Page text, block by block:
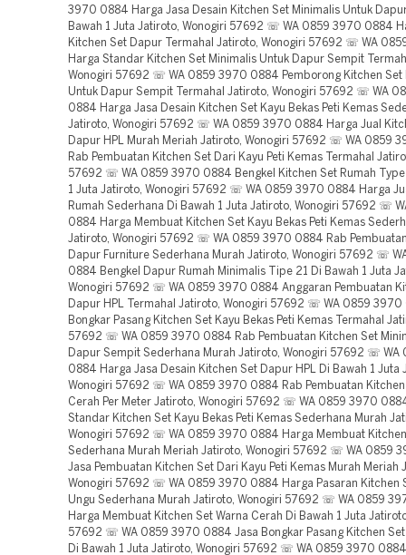
3970 0884 Harga Jasa Desain Kitchen Set Minimalis Untuk
Bawah 1 Juta Jatiroto, Wonogiri 57692 ☏ WA 0859 3970 0884
Kitchen Set Dapur Termahal Jatiroto, Wonogiri 57692 ☏ WA
Harga Standar Kitchen Set Minimalis Untuk Dapur Sempit
Wonogiri 57692 ☏ WA 0859 3970 0884 Pemborong Kitchen Set
Untuk Dapur Sempit Termahal Jatiroto, Wonogiri 57692 ☏ WA
0884 Harga Jasa Desain Kitchen Set Kayu Bekas Peti Kemas
Jatiroto, Wonogiri 57692 ☏ WA 0859 3970 0884 Harga Jual
Dapur HPL Murah Meriah Jatiroto, Wonogiri 57692 ☏ WA 0859
Rab Pembuatan Kitchen Set Dari Kayu Peti Kemas Termahal
57692 ☏ WA 0859 3970 0884 Bengkel Kitchen Set Rumah Type
1 Juta Jatiroto, Wonogiri 57692 ☏ WA 0859 3970 0884 Harga
Rumah Sederhana Di Bawah 1 Juta Jatiroto, Wonogiri 57692 ☏
0884 Harga Membuat Kitchen Set Kayu Bekas Peti Kemas
Jatiroto, Wonogiri 57692 ☏ WA 0859 3970 0884 Rab
Dapur Furniture Sederhana Murah Jatiroto, Wonogiri 57692 ☏
0884 Bengkel Dapur Rumah Minimalis Tipe 21 Di Bawah 1 Juta
Wonogiri 57692 ☏ WA 0859 3970 0884 Anggaran Pembuatan
Dapur HPL Termahal Jatiroto, Wonogiri 57692 ☏ WA 0859 3970
Bongkar Pasang Kitchen Set Kayu Bekas Peti Kemas Termahal
57692 ☏ WA 0859 3970 0884 Rab Pembuatan Kitchen Set
Dapur Sempit Sederhana Murah Jatiroto, Wonogiri 57692 ☏ WA
0884 Harga Jasa Desain Kitchen Set Dapur HPL Di Bawah 1 Juta
Wonogiri 57692 ☏ WA 0859 3970 0884 Rab Pembuatan Kitchen
Cerah Per Meter Jatiroto, Wonogiri 57692 ☏ WA 0859 3970
Standar Kitchen Set Kayu Bekas Peti Kemas Sederhana Murah
Wonogiri 57692 ☏ WA 0859 3970 0884 Harga Membuat
Sederhana Murah Meriah Jatiroto, Wonogiri 57692 ☏ WA 0859
Jasa Pembuatan Kitchen Set Dari Kayu Peti Kemas Murah Meriah
Wonogiri 57692 ☏ WA 0859 3970 0884 Harga Pasaran Kitchen
Ungu Sederhana Murah Jatiroto, Wonogiri 57692 ☏ WA 0859
Harga Membuat Kitchen Set Warna Cerah Di Bawah 1 Juta
57692 ☏ WA 0859 3970 0884 Jasa Bongkar Pasang Kitchen Set
Di Bawah 1 Juta Jatiroto, Wonogiri 57692 ☏ WA 0859 3970